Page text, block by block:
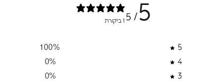
5
/ 5 1 ביקורת
5
100%
4
0%
3
0%